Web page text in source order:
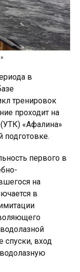
в
тренировок
проходит на
«Афалина»
подготовке.
первого в
на
в
спуски, вход